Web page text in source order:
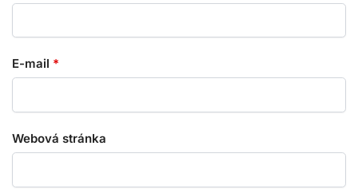
E-mail *
Webová stránka